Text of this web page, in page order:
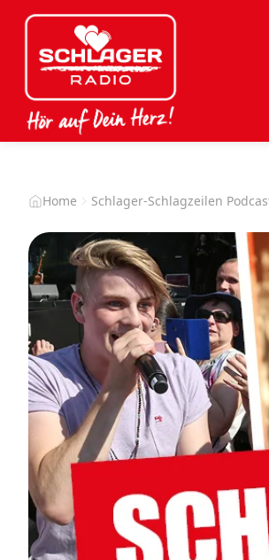
Home Schlager-Schlagzeilen